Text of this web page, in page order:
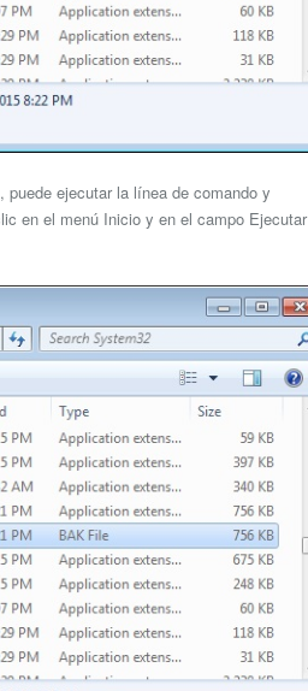
ejecutar la línea de comando y
en el menú Inicio y en el campo Ejecutar